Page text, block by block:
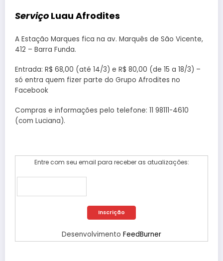
Serviço Luau Afrodites
A Estação Marques fica na av. Marquês de São Vicente,
412 – Barra Funda.
Entrada: R$ 68,00 (até 14/3) e R$ 80,00 (de 15 a 18/3) –
só entra quem fizer parte do Grupo Afrodites no
Facebook
Compras e informações pelo telefone: 11 98111-4610
(com Luciana).
Entre com seu email para receber as atualizações:
Desenvolvimento FeedBurner